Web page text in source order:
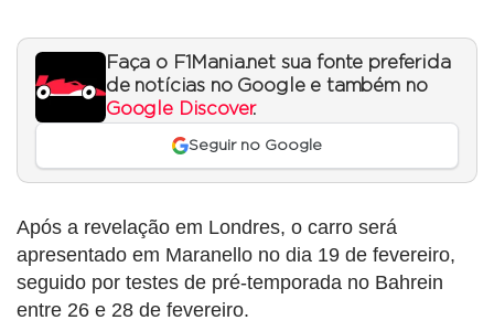
Faça o F1Mania.net sua fonte preferida
de notícias no Google e também no
Google Discover.
Seguir no Google
Após a revelação em Londres, o carro será
apresentado em Maranello no dia 19 de fevereiro,
seguido por testes de pré-temporada no Bahrein
entre 26 e 28 de fevereiro.